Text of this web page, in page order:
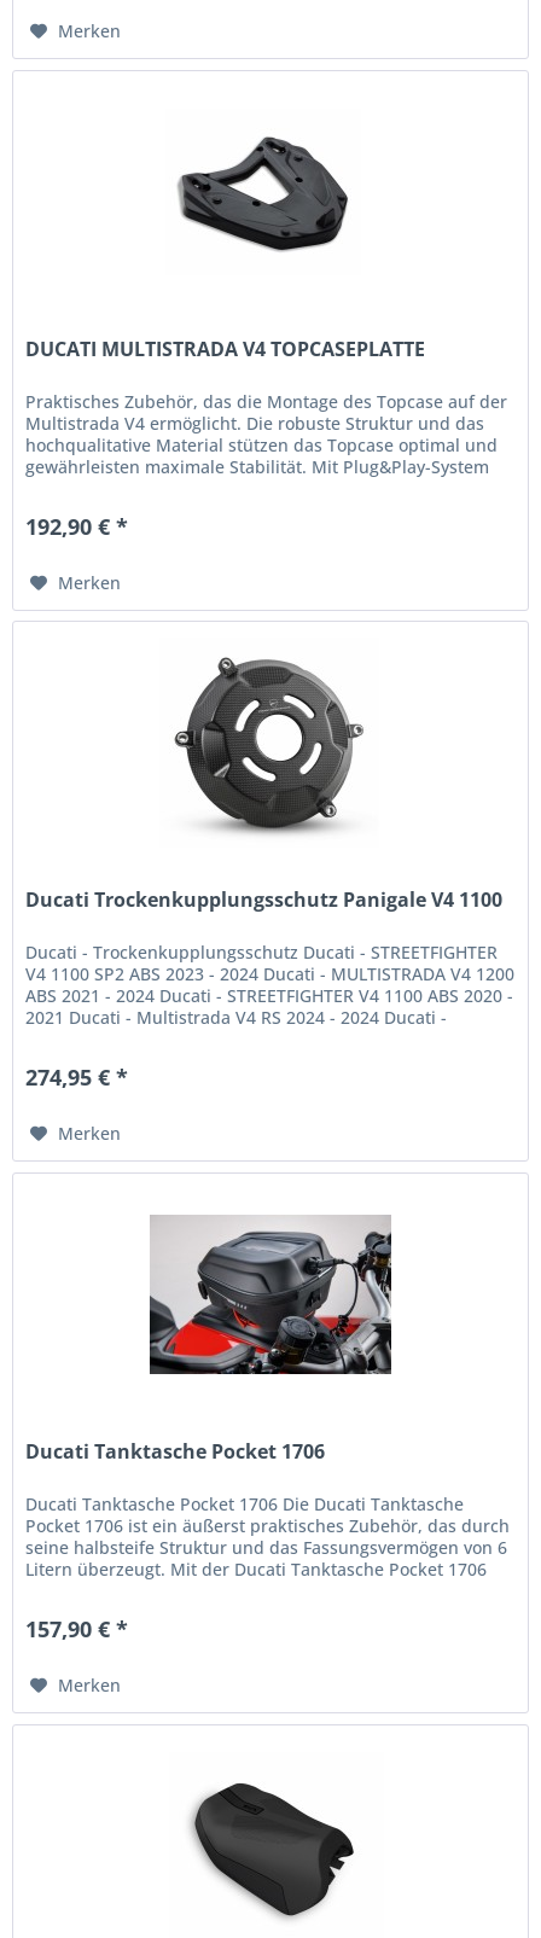
Merken
DUCATI MULTISTRADA V4 TOPCASEPLATTE
Praktisches Zubehör, das die Montage des Topcase auf der
Multistrada V4 ermöglicht. Die robuste Struktur und das
hochqualitative Material stützen das Topcase optimal und
gewährleisten maximale Stabilität. Mit Plug&Play-System
192,90 € *
Merken
Ducati Trockenkupplungsschutz Panigale V4 1100
Ducati - Trockenkupplungsschutz Ducati - STREETFIGHTER
V4 1100 SP2 ABS 2023 - 2024 Ducati - MULTISTRADA V4 1200
ABS 2021 - 2024 Ducati - STREETFIGHTER V4 1100 ABS 2020 -
2021 Ducati - Multistrada V4 RS 2024 - 2024 Ducati -
274,95 € *
Merken
Ducati Tanktasche Pocket 1706
Ducati Tanktasche Pocket 1706 Die Ducati Tanktasche
Pocket 1706 ist ein äußerst praktisches Zubehör, das durch
seine halbsteife Struktur und das Fassungsvermögen von 6
Litern überzeugt. Mit der Ducati Tanktasche Pocket 1706
157,90 € *
Merken